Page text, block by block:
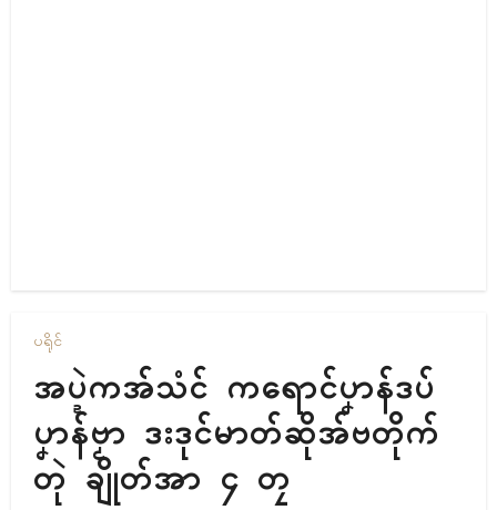
ပရိုၚ်
အပ္ဍဲကအ်သံၚ် ကရောၚ်ပၞာန်ဒပ်
ပၞာန်ဗၟာ ဒးဒုၚ်မာတ်ဆိုအ်ဗတိုက်
တုဲ ချိုတ်အာ ၄ တၠ